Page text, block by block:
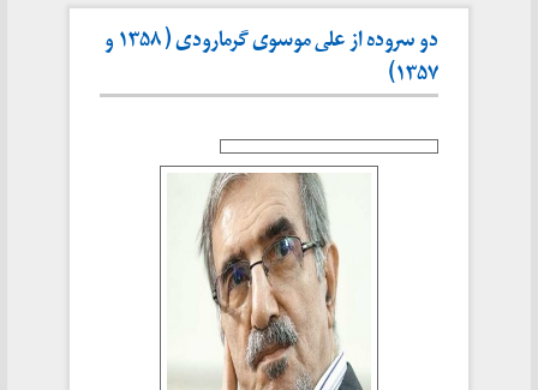
دو سروده از علی موسوی گرمارودی ( ۱۳۵۸ و
۱۳۵۷)